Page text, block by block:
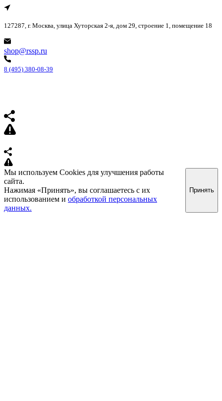
127287, г. Москва, улица Хуторская 2-я, дом 29, строение 1, помещение 18
shop@rssp.ru
8 (495) 380-08-39
Мы используем Cookies для улучшения работы
сайта.
Нажимая «Принять», вы соглашаетесь с их
использованием и обработкой персональных
данных.
Принять